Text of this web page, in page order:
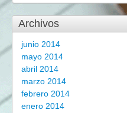
Archivos
junio 2014
mayo 2014
abril 2014
marzo 2014
febrero 2014
enero 2014